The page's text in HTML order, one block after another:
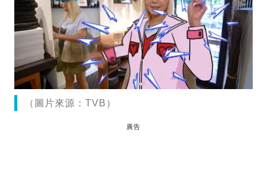
（圖片來源：TVB）
廣告